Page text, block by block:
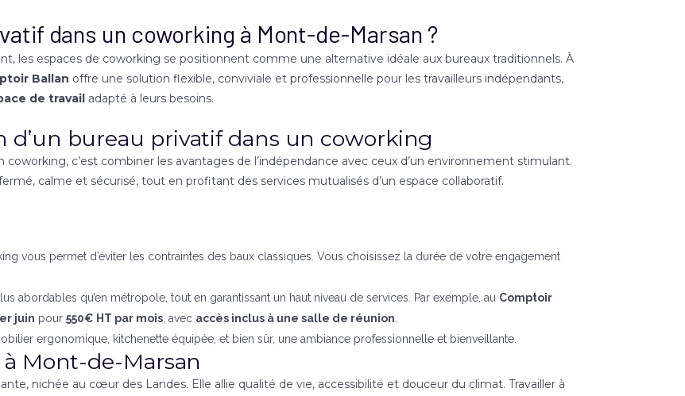
dans un coworking à Mont-de-Marsan ?
les espaces de coworking se positionnent comme une alternative idéale aux bureaux traditionnels. À
Ballan offre une solution flexible, conviviale et professionnelle pour les travailleurs indépendants,
de travail adapté à leurs besoins.
d’un bureau privatif dans un coworking
coworking, c’est combiner les avantages de l’indépendance avec ceux d’un environnement stimulant.
calme et sécurisé, tout en profitant des services mutualisés d’un espace collaboratif.
vous permet d’éviter les contraintes des baux classiques. Vous choisissez la durée de votre engagement
abordables qu’en métropole, tout en garantissant un haut niveau de services. Par exemple, au Comptoir
juin pour 550€ HT par mois , avec accès inclus à une salle de réunion
ergonomique, kitchenette équipée, et bien sûr, une ambiance professionnelle et bienveillante.
Mont-de-Marsan
nichée au cœur des Landes. Elle allie qualité de vie, accessibilité et douceur du climat. Travailler à